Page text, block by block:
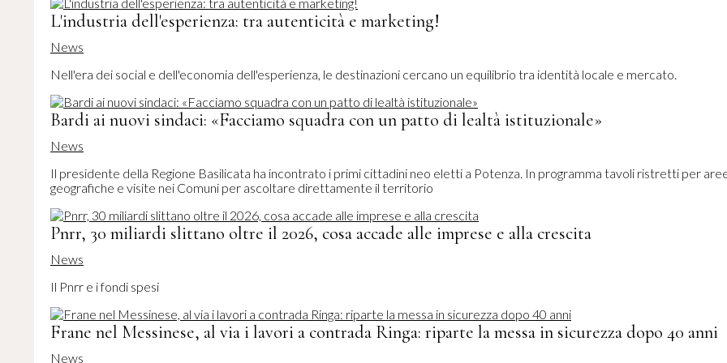
L'industria dell'esperienza: tra autenticità e marketing!
News
Nell'era dei social e dell'economia dell'esperienza, le destinazioni cercano un equilibrio tra identità locale e mercato.
Bardi ai nuovi sindaci: «Facciamo squadra con un patto di lealtà istituzionale»
News
Il presidente della Regione Basilicata ha incontrato i primi cittadini neo eletti a Potenza. In programma tavoli ristretti per
geografiche e visite nei Comuni per ascoltare direttamente il territorio
Pnrr, 30 miliardi slittano oltre il 2026, cosa accade alle imprese e alla crescita
News
Il Pnrr e i fondi spesi
Frane nel Messinese, al via i lavori a contrada Ringa: riparte la messa in sicurezza dopo 40 anni
News